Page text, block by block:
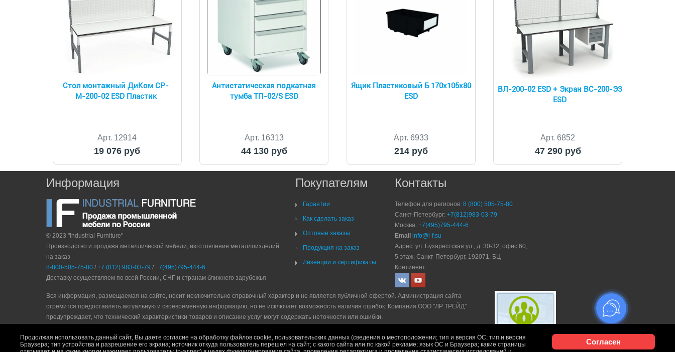
Стол монтажный ДиКом СР-
М-200-02 ESD Пластик
Арт. 12914
19 076 руб
Антистатическая подкатная
тумба ТП-02/S ESD
Арт. 16313
44 130 руб
Ящик Пластиковый Б 170х105х80
ESD
Арт. 6933
214 руб
ВЛ-200-02 ESD + Экран ВС-200-Э3
ESD
Арт. 6852
47 290 руб
Информация
© 2023 "Industrial Furniture"
Производство и продажа металлической мебели, изготовление металлоизделий
на заказ
8-800-505-75-80 / +7 (812) 983-03-79 / +7(495)795-444-6
Доставку осуществляем по всей России, СНГ и странам ближнего зарубежья
Покупателям
Гарантии
Как сделать заказ
Оптовые заказы
Продукция на заказ
Лизенции и сертификаты
Контакты
Телефон для регионов:8 (800) 505-75-80
Санкт-Петербург:+7(812)983-03-79
Москва:+7(495)795-444-6
Email info@i-f.su
Адрес: ул. Бухарестская ул., д. 30-32, офис 60,
5 этаж, Санкт-Петербург, 192071, БЦ
Континент
Вся информация, размещаемая на сайте, носит исключительно справочный характер и не является публичной офертой. Администрация сайта
стремится предоставлять актуальную и своевременную информацию, но не исключает возможность наличия ошибок. Компания ООО "ЛР ТРЕЙД"
прeдупрeждaeт, что технический характеристики товаров и описание услуг могут содержать неточности или ошибки.
Продолжая использовать данный сайт, Вы даете согласие на обработку файлов cookie, пользовательских данных (сведения о местоположении; тип и версия ОС; тип и версия
Браузера; тип устройства и разрешение его экрана; источник откуда пользователь перешел на сайт; с какого сайта или по какой рекламе; язык ОС и Браузера; какие страницы
Согласен